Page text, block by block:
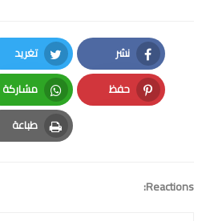
نشر
Facebook
تغريد
Twitter
حفظ
Pinterest
مشاركة
Whatsapp
طباعة
Print
Reactions: